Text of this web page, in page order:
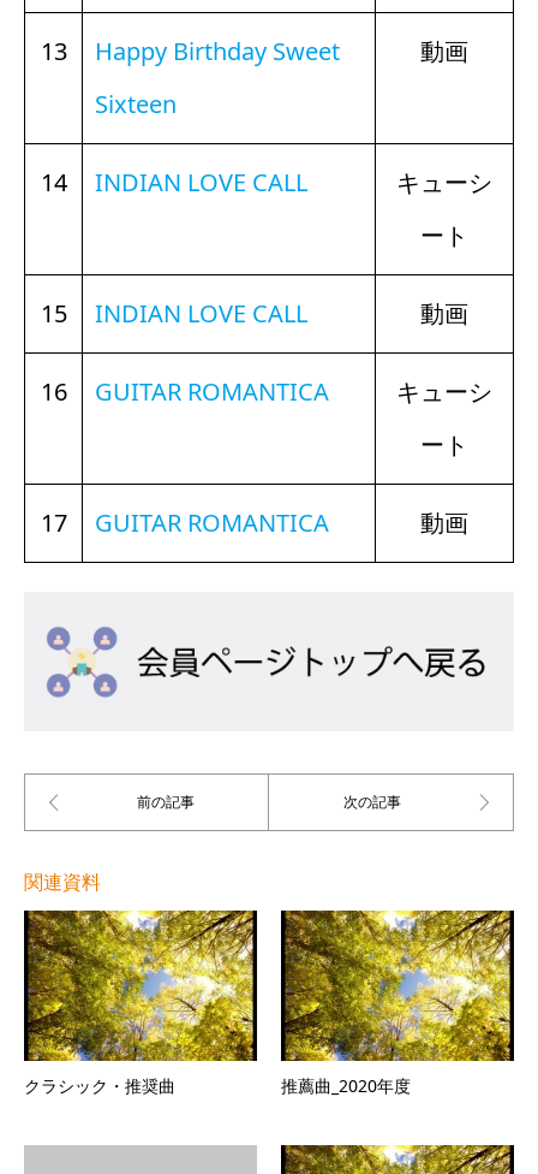
13
Happy Birthday Sweet
Sixteen
動画
14 INDIAN LOVE CALL
キューシ
ート
15 INDIAN LOVE CALL 動画
16 GUITAR ROMANTICA
キューシ
ート
17 GUITAR ROMANTICA 動画
関連資料
クラシック・推奨曲 推薦曲_2020年度